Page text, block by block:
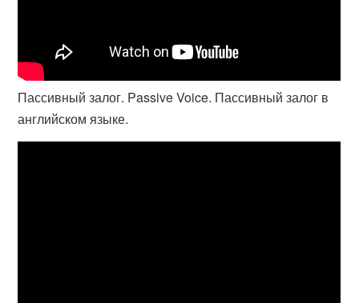
Пассивный залог. Passive Voice. Пассивный залог в
английском языке.